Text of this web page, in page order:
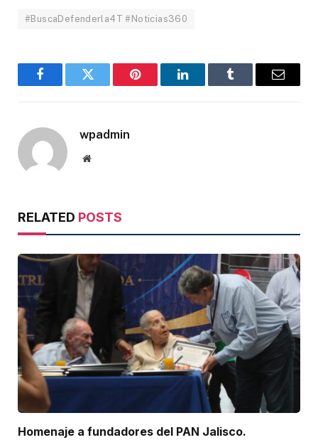
#BuscaDefenderla4T #Noticias360
FacebookTwitter Pinterest LinkedInTumblr Email
wpadmin
Website
RELATED POSTS
Homenaje a fundadores del PAN Jalisco.